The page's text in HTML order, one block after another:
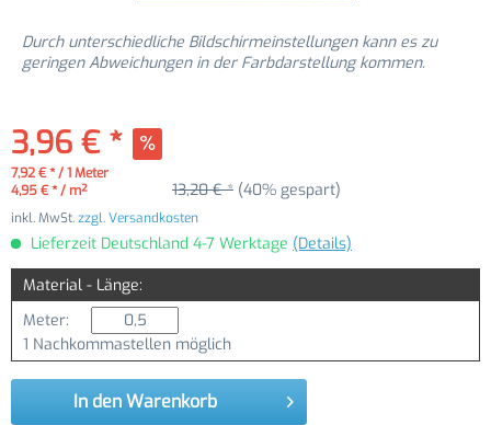
Durch unterschiedliche Bildschirmeinstellungen kann es zu
geringen Abweichungen in der Farbdarstellung kommen.
3,96 € *
7,92 € * / 1 Meter
4,95 € * / m²
13,20 € * (40% gespart)
inkl. MwSt.zzgl. Versandkosten
Lieferzeit Deutschland 4-7 Werktage (Details)
Material - Länge:
Meter:
1 Nachkommastellen möglich
In den Warenkorb